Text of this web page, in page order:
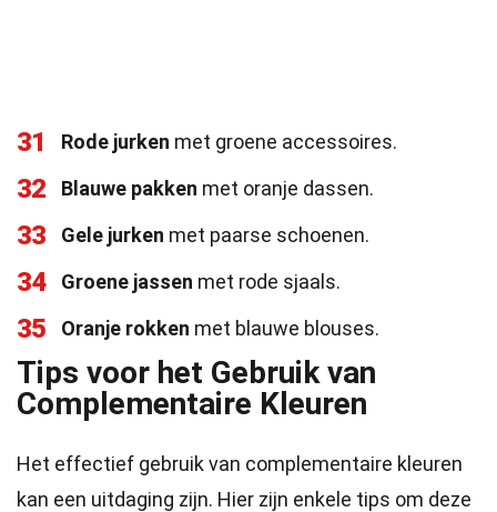
31 Rode jurken met groene accessoires.
32 Blauwe pakken met oranje dassen.
33 Gele jurken met paarse schoenen.
34 Groene jassen met rode sjaals.
35 Oranje rokken met blauwe blouses.
Tips voor het Gebruik van
Complementaire Kleuren
Het effectief gebruik van complementaire kleuren
kan een uitdaging zijn. Hier zijn enkele tips om deze